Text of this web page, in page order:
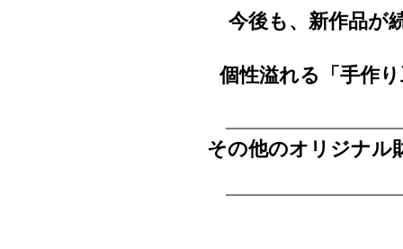
今後も、新作品が
個性溢れる「手作
その他のオリジナ